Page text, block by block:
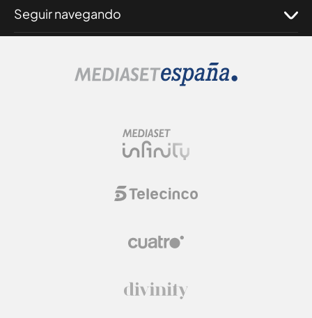
Seguir navegando